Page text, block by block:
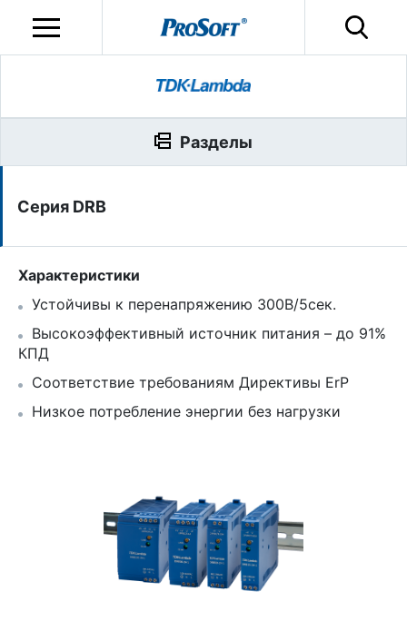
Серия DRB
Характеристики
Устойчивы к перенапряжению 300В/5сек.
Высокоэффективный источник питания – до 91%
КПД
Соответствие требованиям Директивы ErP
Низкое потребление энергии без нагрузки
Разделы